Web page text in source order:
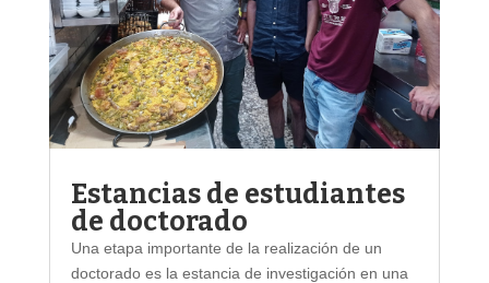
Estancias de estudiantes
de doctorado
Una etapa importante de la realización de un
doctorado es la estancia de investigación en una